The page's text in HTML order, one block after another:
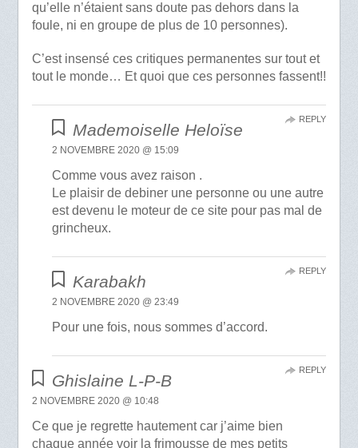
qu’elle n’étaient sans doute pas dehors dans la
foule, ni en groupe de plus de 10 personnes).
C’est insensé ces critiques permanentes sur tout et
tout le monde… Et quoi que ces personnes fassent!!
Mademoiselle Heloïse
2 NOVEMBRE 2020 @ 15:09
Comme vous avez raison .
Le plaisir de debiner une personne ou une autre
est devenu le moteur de ce site pour pas mal de
grincheux.
REPLY
Karabakh
2 NOVEMBRE 2020 @ 23:49
Pour une fois, nous sommes d’accord.
REPLY
Ghislaine L-P-B
2 NOVEMBRE 2020 @ 10:48
Ce que je regrette hautement car j’aime bien
chaque année voir la frimousse de mes petits
REPLY